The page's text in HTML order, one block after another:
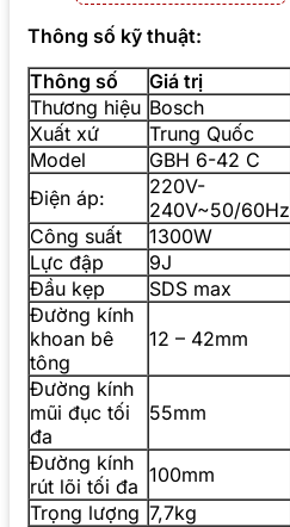
Thông số kỹ thuật:
Thông số
Giá trị
Thương hiệu Bosch
Xuất xứ
Trung Quốc
Model
GBH 6-42 C
Điện áp:
220V-
240V~50/60Hz
Công suất
1300W
Lực đập
9J
Đầu kẹp
SDS max
Đường kính
khoan bê
tông
12 – 42mm
Đường kính
mũi đục tối
đa
55mm
Đường kính
rút lõi tối đa 100mm
Trọng lượng 7,7kg